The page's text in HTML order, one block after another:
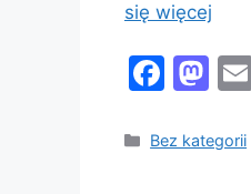
się więcej
F
c
M
st
Kategorie
Bez kategorii